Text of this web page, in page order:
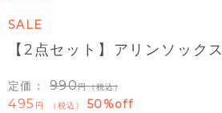
SALE
【2点セット】アリンソックス
定価： 990 （税込）
495 税込 50%off